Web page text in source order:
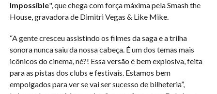
Impossible", que chega com força máxima pela Smash the
House, gravadora de Dimitri Vegas & Like Mike.
“A gente cresceu assistindo os filmes da saga e a trilha
sonora nunca saiu da nossa cabeça. É um dos temas mais
icônicos do cinema, né?! Essa versão é bem explosiva, feita
para as pistas dos clubs e festivais. Estamos bem
empolgados para ver se vai ser sucesso de bilheteria”,